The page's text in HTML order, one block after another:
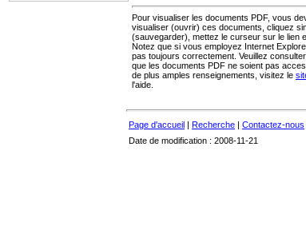
Pour visualiser les documents PDF, vous
visualiser (ouvrir) ces documents, cliquez
(sauvegarder), mettez le curseur sur le lien
Notez que si vous employez Internet
pas toujours correctement. Veuillez consulter
que les documents PDF ne soient pas
de plus amples renseignements, visitez le
l'aide.
Page d'accueil | Recherche | Contactez-nous
Date de modification : 2008-11-21